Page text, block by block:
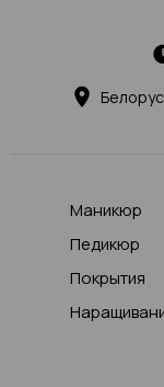
Маникюр
Педикюр
Покрытия